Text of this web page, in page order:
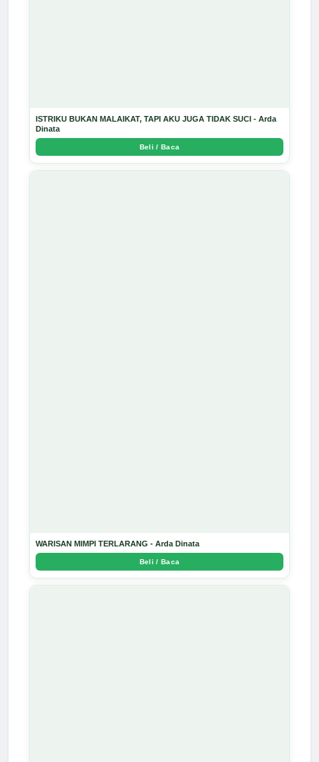
ISTRIKU BUKAN MALAIKAT, TAPI AKU JUGA TIDAK SUCI - Arda
Dinata
Beli / Baca
WARISAN MIMPI TERLARANG - Arda Dinata
Beli / Baca